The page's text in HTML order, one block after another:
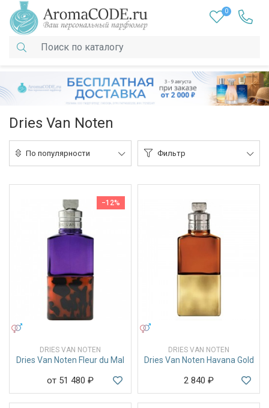
0
Dries Van Noten
По популярности Фильтр
−12%
DRIES VAN NOTEN
Dries Van Noten Fleur du Mal
от 51 480 ₽
DRIES VAN NOTEN
Dries Van Noten Havana Gold
2 840 ₽